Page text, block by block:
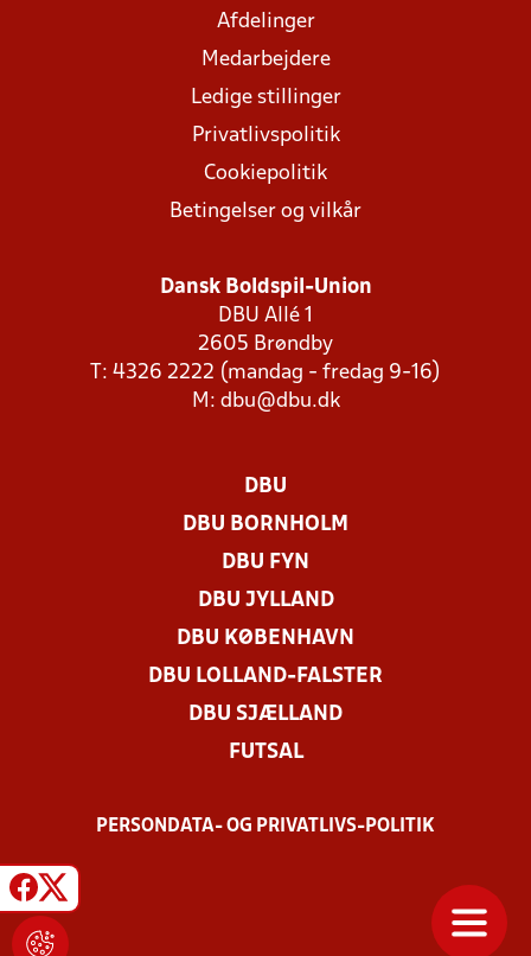
Afdelinger
Medarbejdere
Ledige stillinger
Privatlivspolitik
Cookiepolitik
Betingelser og vilkår
Dansk Boldspil-Union
DBU Allé 1
2605 Brøndby
T: 4326 2222 (mandag - fredag 9-16)
M: dbu@dbu.dk
DBU
DBU BORNHOLM
DBU FYN
DBU JYLLAND
DBU KØBENHAVN
DBU LOLLAND-FALSTER
DBU SJÆLLAND
FUTSAL
PERSONDATA- OG PRIVATLIVS-POLITIK